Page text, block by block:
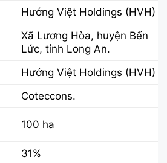
Hướng Việt Holdings (HVH)
Xã Lương Hòa, huyện Bến
Lức, tỉnh Long An.
Hướng Việt Holdings (HVH)
Coteccons.
100 ha
31%